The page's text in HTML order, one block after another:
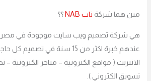
مين هما شركة ناب NAB ؟؟
عندهم خبرة اكثر من 15 سنة في
الانترنت ( مواقع الكترونية – متاجر الكترونية
تسويق الكتروني ).